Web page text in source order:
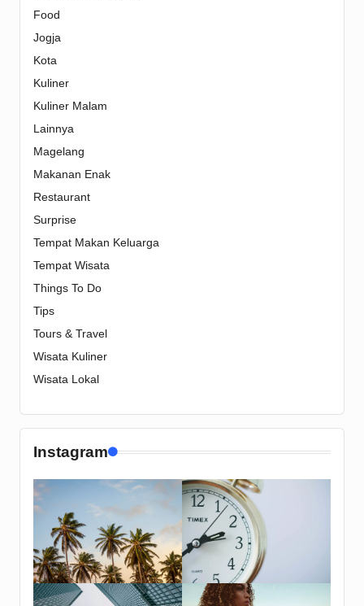
Food
Jogja
Kota
Kuliner
Kuliner Malam
Lainnya
Magelang
Makanan Enak
Restaurant
Surprise
Tempat Makan Keluarga
Tempat Wisata
Things To Do
Tips
Tours & Travel
Wisata Kuliner
Wisata Lokal
Instagram